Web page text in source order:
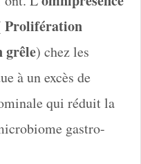
Prolifération
grêle) chez les
à un excès de
qui réduit la
gastro-